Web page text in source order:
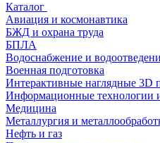
Каталог
Авиация и космонавтика
БЖД и охрана труда
БПЛА
Водоснабжение и
Военная подготовка
Интерактивные наглядные 3D
Информационные технологии
Медицина
Металлургия и
Нефть и газ